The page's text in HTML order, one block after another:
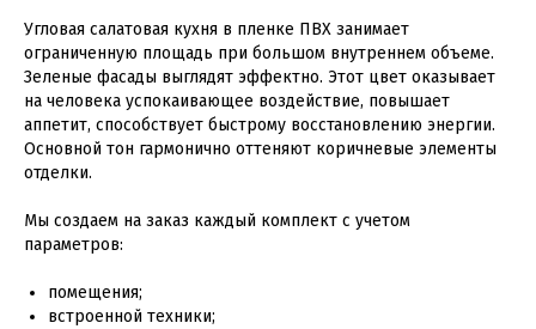
Угловая салатовая кухня в пленке ПВХ занимает
ограниченную площадь при большом внутреннем объеме.
Зеленые фасады выглядят эффектно. Этот цвет оказывает
на человека успокаивающее воздействие, повышает
аппетит, способствует быстрому восстановлению энергии.
Основной тон гармонично оттеняют коричневые элементы
отделки.
Мы создаем на заказ каждый комплект с учетом
параметров:
помещения;
встроенной техники;